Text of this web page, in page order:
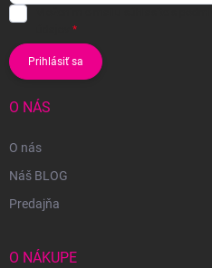
Prihlásiť sa
O NÁS
O nás
Náš BLOG
Predajňa
O NÁKUPE